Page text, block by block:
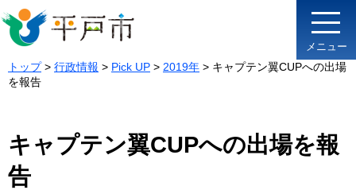
メニュー
トップ> 行政情報 > Pick UP > 2019年 > キャプテン翼CUPへの出場
を報告
キャプテン翼CUPへの出場を報
告